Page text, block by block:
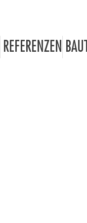
REFERENZEN